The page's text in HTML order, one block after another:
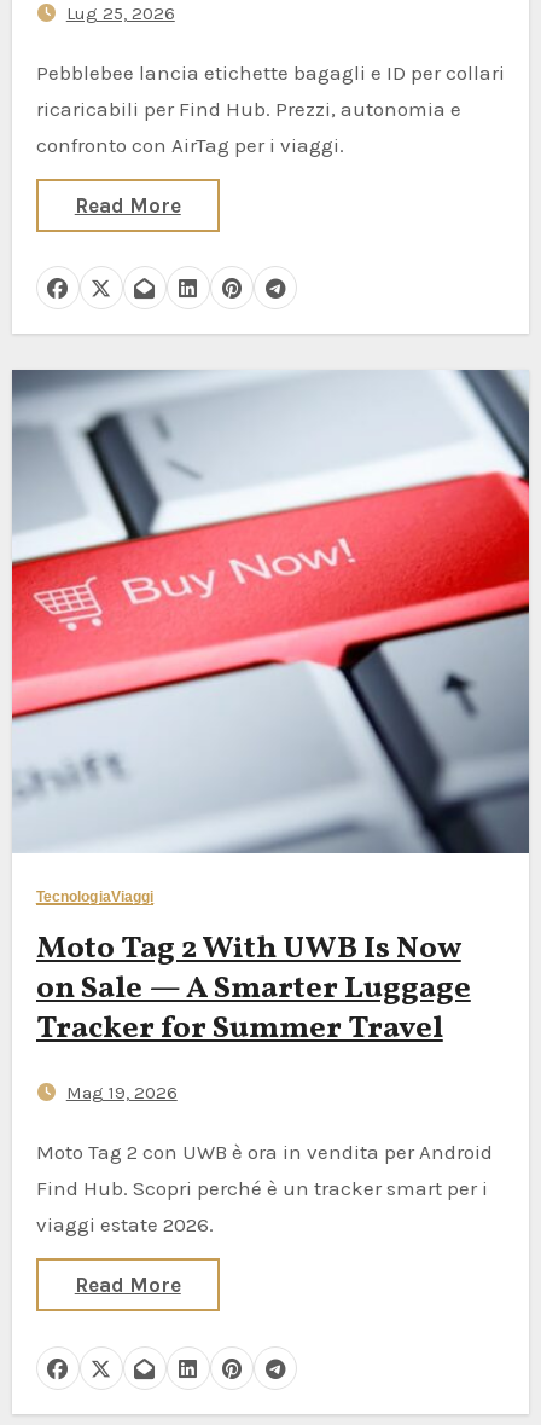
Lug 25, 2026
Pebblebee lancia etichette bagagli e ID per collari
ricaricabili per Find Hub. Prezzi, autonomia e
confronto con AirTag per i viaggi.
Read More
TecnologiaViaggi
Moto Tag 2 With UWB Is Now
on Sale — A Smarter Luggage
Tracker for Summer Travel
Mag 19, 2026
Moto Tag 2 con UWB è ora in vendita per Android
Find Hub. Scopri perché è un tracker smart per i
viaggi estate 2026.
Read More